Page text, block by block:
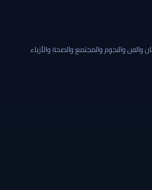
والفن والنجوم والمجتمع والصحة والأزياء